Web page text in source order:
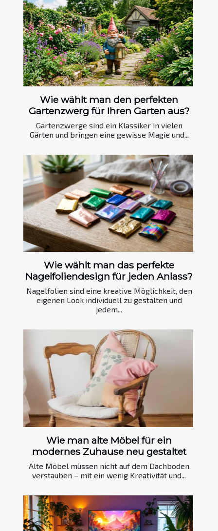
Wie wählt man den perfekten
Gartenzwerg für Ihren Garten aus?
Gartenzwerge sind ein Klassiker in vielen
Gärten und bringen eine gewisse Magie und...
Wie wählt man das perfekte
Nagelfoliendesign für jeden Anlass?
Nagelfolien sind eine kreative Möglichkeit, den
eigenen Look individuell zu gestalten und
jedem...
Wie man alte Möbel für ein
modernes Zuhause neu gestaltet
Alte Möbel müssen nicht auf dem Dachboden
verstauben – mit ein wenig Kreativität und...